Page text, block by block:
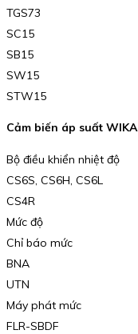
TGS73
SC15
SB15
SW15
STW15
Cảm biến áp suất WIKA
Bộ điều khiển nhiệt độ
CS6S, CS6H, CS6L
CS4R
Mức độ
Chỉ báo mức
BNA
UTN
Máy phát mức
FLR-SBDF